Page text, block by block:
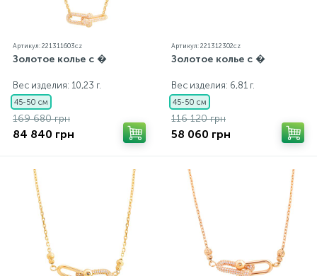
Артикул: 221311603cz
Золотое колье с �
Вес изделия: 10,23 г.
45-50 см
169 680 грн
84 840 грн
Артикул: 221312302cz
Золотое колье с �
Вес изделия: 6,81 г.
45-50 см
116 120 грн
58 060 грн